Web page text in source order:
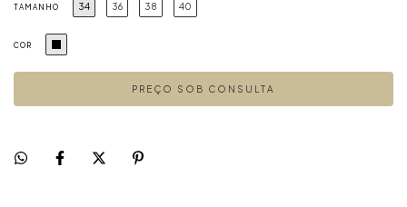
TAMANHO 34 36 38 40
COR